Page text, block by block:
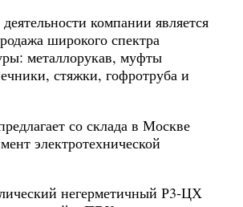
компании является
широкого спектра
металлорукав, муфты
стяжки, гофротруба и
со склада в Москве
электротехнической
негерметичный Р3-ЦХ